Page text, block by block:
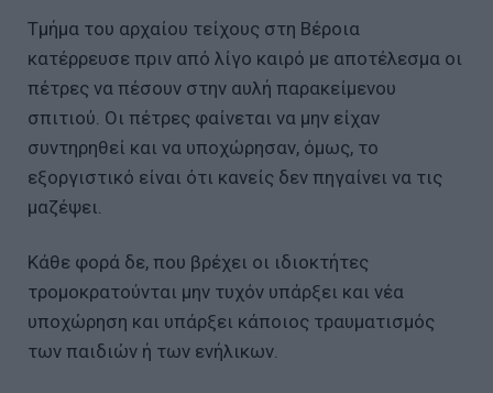
Τμήμα του αρχαίου τείχους στη Βέροια
κατέρρευσε πριν από λίγο καιρό με αποτέλεσμα οι
πέτρες να πέσουν στην αυλή παρακείμενου
σπιτιού. Οι πέτρες φαίνεται να μην είχαν
συντηρηθεί και να υποχώρησαν, όμως, το
εξοργιστικό είναι ότι κανείς δεν πηγαίνει να τις
μαζέψει.
Κάθε φορά δε, που βρέχει οι ιδιοκτήτες
τρομοκρατούνται μην τυχόν υπάρξει και νέα
υποχώρηση και υπάρξει κάποιος τραυματισμός
των παιδιών ή των ενήλικων.